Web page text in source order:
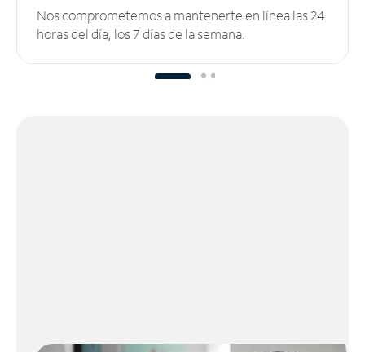
Nos comprometemos a mantenerte en línea las 24
horas del día, los 7 días de la semana.